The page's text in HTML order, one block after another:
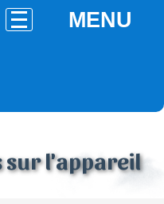
MENU
sur l'appareil